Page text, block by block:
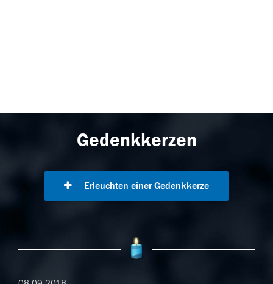
Gedenkkerzen
Erleuchten einer Gedenkkerze